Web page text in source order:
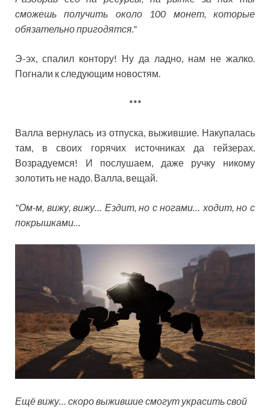
сможешь получить около 100 монет, которые
обязательно пригодятся."
Э-эх, спалил контору! Ну да ладно, нам не жалко.
Погнали к следующим новостям.
***
Валла вернулась из отпуска, выжившие. Накупалась
там, в своих горячих источниках да гейзерах.
Возрадуемся! И послушаем, даже ручку никому
золотить не надо. Валла, вещай.
"Ом-м, вижу, вижу… Ездит, но с ногами… ходит, но с
покрышками…
Ещё вижу… скоро выжившие смогут украсить свой